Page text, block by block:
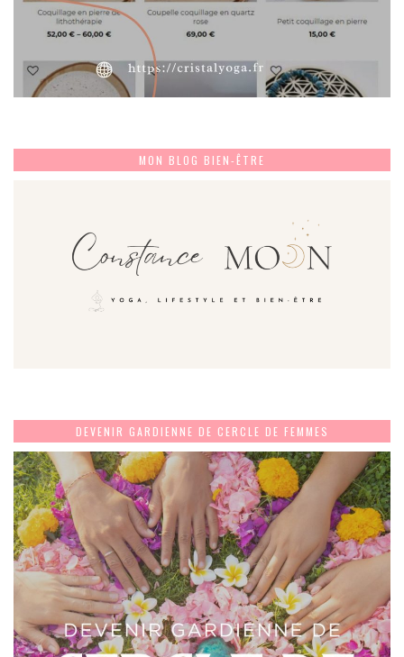
MON BLOG BIEN-ÊTRE
DEVENIR GARDIENNE DE CERCLE DE FEMMES